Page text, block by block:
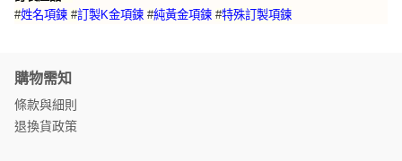
#姓名項鍊 #訂製K金項鍊 #純黃金項鍊 #特殊訂製項鍊
購物需知
條款與細則
退換貨政策